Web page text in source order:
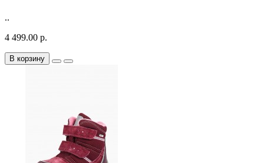
..
4 499.00 р.
В корзину